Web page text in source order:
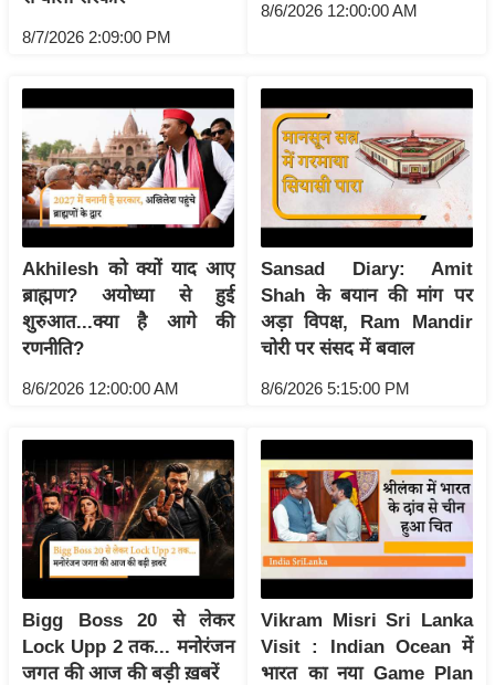
ज
ति
श्ले
ष
ण
म
सा
म
यि
क
तृ
भू
मि
स्तं
ए
म
.
8/7/2026 2:09:00 PM
8/6/2026 12:00:00 AM
Akhilesh को क्यों याद आए
ब्राह्मण? अयोध्या से हुई
शुरुआत...क्या है आगे की
रणनीति?
8/6/2026 12:00:00 AM
Sansad Diary: Amit
Shah के बयान की मांग पर
अड़ा विपक्ष, Ram Mandir
चोरी पर संसद में बवाल
8/6/2026 5:15:00 PM
Bigg Boss 20 से लेकर
Lock Upp 2 तक... मनोरंजन
जगत की आज की बड़ी ख़बरें
Vikram Misri Sri Lanka
Visit : Indian Ocean में
भारत का नया Game Plan